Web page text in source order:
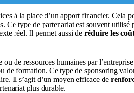
à la place d’un apport financier. Cela
Ce type de partenariat est souvent utilisé
réel. Il permet aussi de réduire les
de ressources humaines par
de formation. Ce type de sponsoring
Il s’agit d’un moyen efficace de
plus durable.